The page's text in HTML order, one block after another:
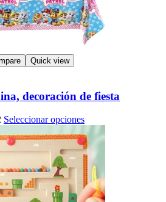
Quick view
decoración de fiesta
Rango
precios:
desde
hasta
$4,577.62
Seleccionar opcionesEste
tiene
múltiples
variantes.
Las
opciones
se